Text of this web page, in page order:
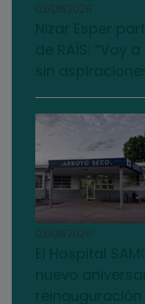
03/08/2026
03/08/2026